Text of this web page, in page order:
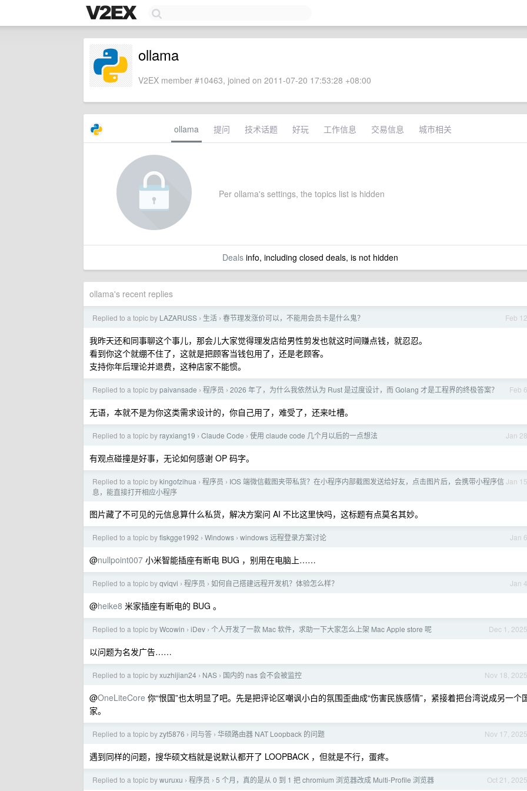
ollama
V2EX member #10463, joined on 2011-07-20 17:53:28 +08:00
ollama 提问 技术话题 好玩 工作信息 交易信息 城市相关
Per ollama's settings, the topics list is hidden
Dealsinfo, including closed deals, is not hidden
ollama's recent replies
Feb 12
Replied to a topic by LAZARUSS › 生活 › 春节理发涨价可以，不能用会员卡是什么鬼？
我昨天还和同事聊这个事儿，那会儿大家觉得理发店给男性剪发也就这时间赚点钱，就忍忍。
看到你这个就绷不住了，这就是把顾客当钱包用了，还是老顾客。
支持你年后理论并退费，这种店家不能惯。
Feb 6
Replied to a topic bypaivansade › 程序员 › 2026 年了，为什么我依然认为 Rust 是过度设计，而 Golang 才是工程界的终极答案？
无语，本就不是为你这类需求设计的，你自己用了，难受了，还来吐槽。
Jan 28
Replied to a topic by rayxiang19 › Claude Code › 使用 claude code 几个月以后的一点想法
有观点碰撞是好事，无论如何感谢 OP 码字。
Jan 15
Replied to a topic bykingofzihua › 程序员 › IOS 端微信截图夹带私货？在小程序内部截图发送给好友，点击图片后，会携带小程序信
息，能直接打开相应小程序
图片藏了不可见的元信息算什么私货，解决方案问 AI 不比这里快吗，这标题有点莫名其妙。
Jan 6
Replied to a topic byfiskgge1992 › Windows › windows 远程登录方案讨论
@nullpoint007 小米智能插座有断电 BUG ，别用在电脑上……
Jan 4
Replied to a topic byqviqvi › 程序员 › 如何自己搭建远程开发机？体验怎么样？
@heike8 米家插座有断电的 BUG 。
Dec 1, 2025
Replied to a topic byWcowin › iDev › 个人开发了一款 Mac 软件，求助一下大家怎么上架 Mac Apple store 呢
以问题为名发广告……
Nov 18, 2025
Replied to a topic byxuzhijian24 › NAS › 国内的 nas 会不会被监控
@OneLiteCore 你“恨国”也太明显了吧。先是把评论区嘲讽小白的氛围歪曲成“伤害民族感情”，紧接着把台湾说成另一个
家。
Nov 17, 2025
Replied to a topic byzyt5876 › 问与答 › 华硕路由器 NAT Loopback 的问题
遇到同样的问题，搜华硕文档就是说默认都开了 LOOPBACK ，但就是不行，蛋疼。
Oct 21, 2025
Replied to a topic bywuruxu › 程序员 › 5 个月，真的是从 0 到 1 把 chromium 浏览器改成 Multi-Profile 浏览器